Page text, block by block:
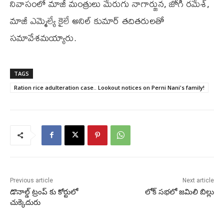
మాజీ ఎమ్మెల్యే కైలే అనిల్ కుమార్ తదితరులతో
సమావేశమయ్యారు.
TAGS
Ration rice adulteration case.. Lookout notices on Perni Nani's family!
Previous article
డొనాల్డ్ ట్రంప్ కు కోర్టులో
చుక్కెదురు
Next article
లోక్ స‌భ‌లో జమిలి బిల్లు